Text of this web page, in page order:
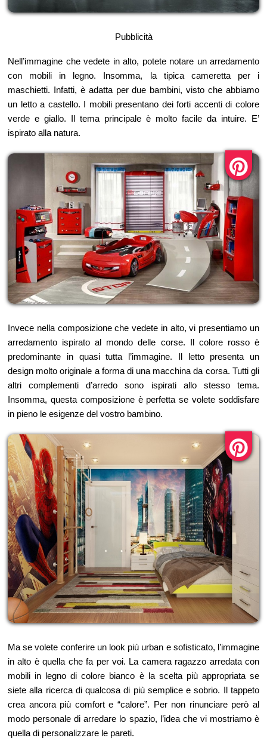
Pubblicità
Nell’immagine che vedete in alto, potete notare un arredamento
con mobili in legno. Insomma, la tipica cameretta per i
maschietti. Infatti, è adatta per due bambini, visto che abbiamo
un letto a castello. I mobili presentano dei forti accenti di colore
verde e giallo. Il tema principale è molto facile da intuire. E’
ispirato alla natura.
Invece nella composizione che vedete in alto, vi presentiamo un
arredamento ispirato al mondo delle corse. Il colore rosso è
predominante in quasi tutta l’immagine. Il letto presenta un
design molto originale a forma di una macchina da corsa. Tutti gli
altri complementi d’arredo sono ispirati allo stesso tema.
Insomma, questa composizione è perfetta se volete soddisfare
in pieno le esigenze del vostro bambino.
Ma se volete conferire un look più urban e sofisticato, l’immagine
in alto è quella che fa per voi. La camera ragazzo arredata con
mobili in legno di colore bianco è la scelta più appropriata se
siete alla ricerca di qualcosa di più semplice e sobrio. Il tappeto
crea ancora più comfort e “calore”. Per non rinunciare però al
modo personale di arredare lo spazio, l’idea che vi mostriamo è
quella di personalizzare le pareti.